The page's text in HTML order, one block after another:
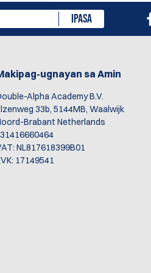
IPASA
ugnayan sa Amin
Alpha Academy B.V.
33b, 5144MB, Waalwijk
Brabant Netherlands
NL817618399B01
17149541